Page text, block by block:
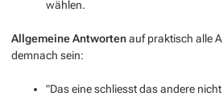
wählen.
Allgemeine Antwortenauf praktisch alle
demnach sein:
"Das eine schliesst das andere